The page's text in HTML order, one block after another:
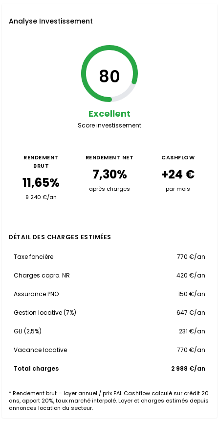
Analyse Investissement
80
Excellent
Score investissement
RENDEMENT
BRUT
11,65%
9 240 €/an
RENDEMENT NET
7,30%
après charges
CASHFLOW
+24 €
par mois
DÉTAIL DES CHARGES ESTIMÉES
Taxe foncière 770 €/an
Charges copro. NR 420 €/an
Assurance PNO 150 €/an
Gestion locative (7%) 647 €/an
GLI (2,5%) 231 €/an
Vacance locative 770 €/an
Total charges 2 988 €/an
* Rendement brut = loyer annuel / prix FAI. Cashflow calculé sur crédit 20
ans, apport 20%, taux marché interpolé. Loyer et charges estimés depuis
annonces location du secteur.